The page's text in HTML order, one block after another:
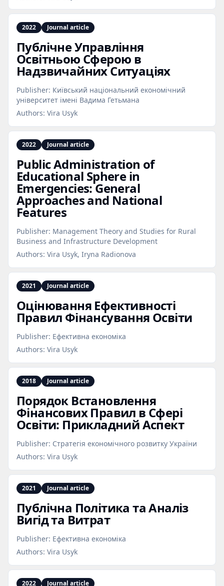
2022 Journal article
Публічне Управління
Освітньою Сферою в
Надзвичайних Ситуаціях
Publisher: Київський національний економічний
університет імені Вадима Гетьмана
Authors: Vira Usyk
2022 Journal article
Public Administration of
Educational Sphere in
Emergencies: General
Approaches and National
Features
Publisher: Management Theory and Studies for Rural
Business and Infrastructure Development
Authors: Vira Usyk, Iryna Radionova
2021 Journal article
Оцінювання Ефективності
Правил Фінансування Освіти
Publisher: Ефективна економіка
Authors: Vira Usyk
2018 Journal article
Порядок Встановлення
Фінансових Правил в Сфері
Освіти: Прикладний Аспект
Publisher: Стратегія економічного розвитку України
Authors: Vira Usyk
2021 Journal article
Публічна Політика та Аналіз
Вигід та Витрат
Publisher: Ефективна економіка
Authors: Vira Usyk
2022 Journal article